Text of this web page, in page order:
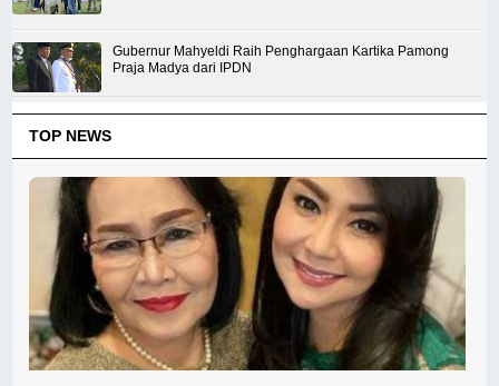
Gubernur Mahyeldi Raih Penghargaan Kartika Pamong
Praja Madya dari IPDN
TOP NEWS